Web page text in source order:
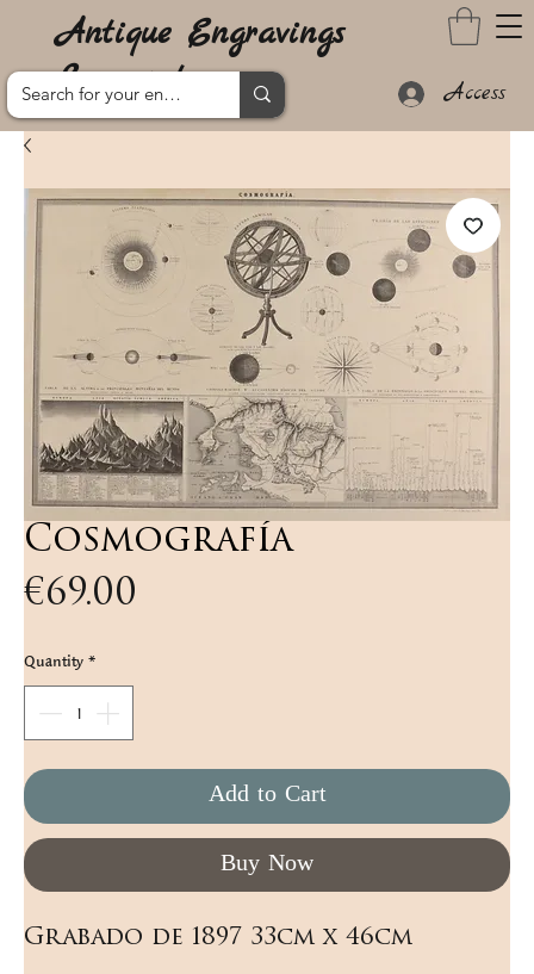
Antique Engravings
Lanzarote
Access
Cosmografía
€69.00
Quantity*
Add to Cart
Buy Now
Grabado de 1897 33cm x 46cm